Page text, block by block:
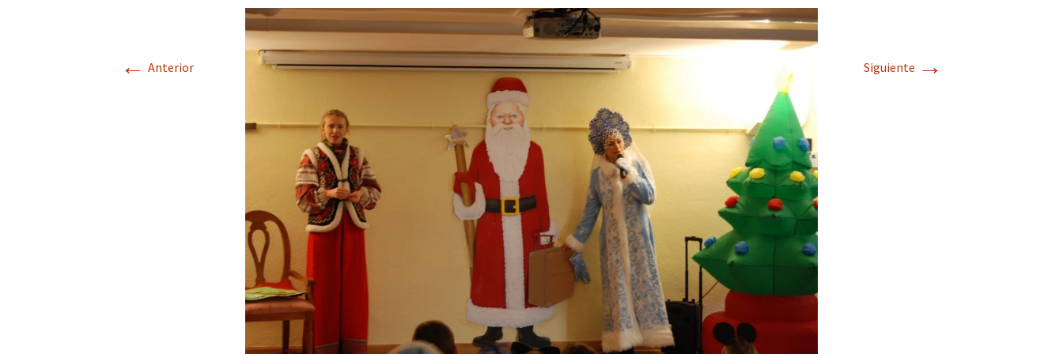
Canto y guitarra
Fisioterapia
Danza-teatro
Español para
rusoparlantes
Curso: CULTURA RUSA
IX-XVII
Lectura de literatura rusa
ПОГОВОРИМ ПО-
РУССКИ?
Curso: VIAJE EN
TRANSIBERIANO
← Anterior Siguiente →